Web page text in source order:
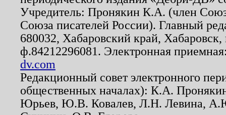
Учредитель: Пронякин К.А. (член
Союза писателей России). Главный
680032, Хабаровский край,
ф.84212296081. Электронная
dv.com
Редакционный совет электронного
общественных началах): К.А.
Юрьев, Ю.В. Ковалев, Л.Н. Левина,